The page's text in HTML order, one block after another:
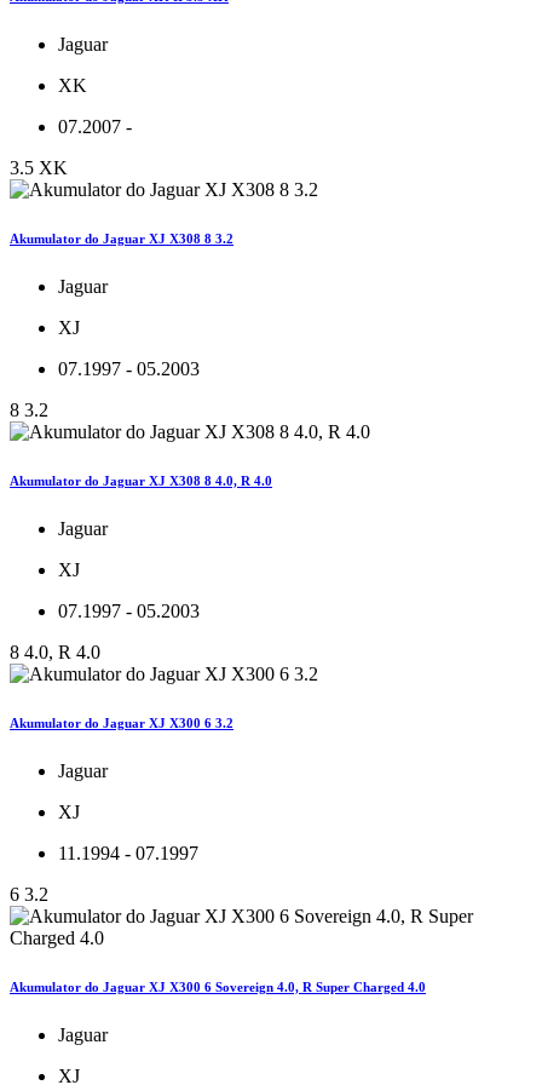
Jaguar
XK
07.2007 -
3.5 XK
Akumulator do Jaguar XJ X308 8 3.2
Jaguar
XJ
07.1997 - 05.2003
8 3.2
Akumulator do Jaguar XJ X308 8 4.0, R 4.0
Jaguar
XJ
07.1997 - 05.2003
8 4.0, R 4.0
Akumulator do Jaguar XJ X300 6 3.2
Jaguar
XJ
11.1994 - 07.1997
6 3.2
Akumulator do Jaguar XJ X300 6 Sovereign 4.0, R Super Charged 4.0
Jaguar
XJ